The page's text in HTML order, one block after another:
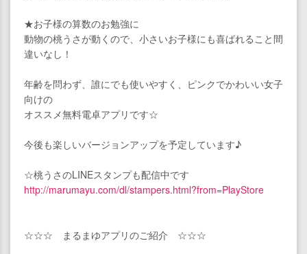
★お子様の算数のお勉強に
動物の桃うさが動くので、小さいお子様にも喜ばれること間
違いなし！
年齢を問わず、誰にでも使いやすく、ピンクでかわいい女子
向けの
オススメ無料電卓アプリです☆
今後も楽しいバージョンアップを予定しています♪
☆桃うさのLINEスタンプも配信中です
http://marumayu.com/dl/stampers.html?from=PlayStore
☆☆☆ まるまゆアプリのご紹介 ☆☆☆